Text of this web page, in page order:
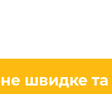
швидке